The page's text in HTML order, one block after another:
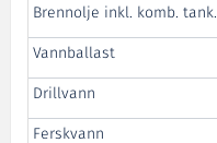
Brennolje inkl. komb. tank.
Vannballast
Drillvann
Ferskvann